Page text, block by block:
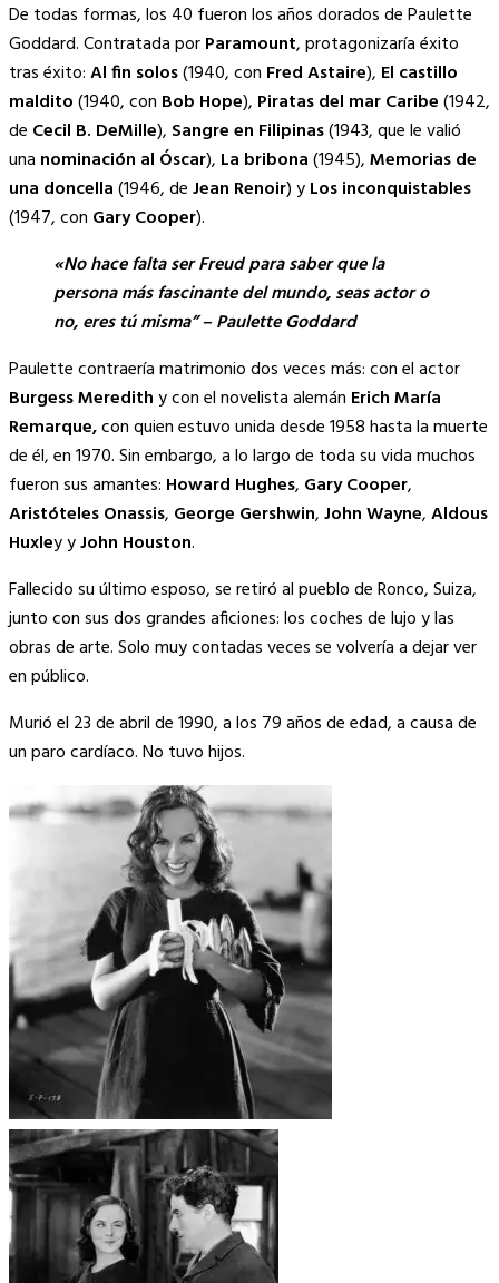
De todas formas, los 40 fueron los años dorados de Paulette
Goddard. Contratada porParamount, protagonizaría éxito
tras éxito:Al fin solos(1940, con Fred Astaire), El castillo
maldito(1940, con Bob Hope), Piratas del mar Caribe(1942,
de Cecil B. DeMille), Sangre en Filipinas(1943, que le valió
una nominación al Óscar), La bribona(1945),Memorias de
una doncella(1946, deJean Renoir) yLos inconquistables
(1947, con Gary Cooper).
«No hace falta ser Freud para saber que la
persona más fascinante del mundo, seas actor o
no, eres tú misma” – Paulette Goddard
Paulette contraería matrimonio dos veces más: con el actor
Burgess Meredithy con el novelista alemán Erich María
Remarque,con quien estuvo unida desde 1958 hasta la muerte
de él, en 1970. Sin embargo, a lo largo de toda su vida muchos
fueron sus amantes: Howard Hughes, Gary Cooper,
Aristóteles Onassis, George Gershwin,John Wayne,Aldous
Huxley yJohn Houston.
Fallecido su último esposo, se retiró al pueblo de Ronco, Suiza,
junto con sus dos grandes aficiones: los coches de lujo y las
obras de arte. Solo muy contadas veces se volvería a dejar ver
en público.
Murió el 23 de abril de 1990, a los 79 años de edad, a causa de
un paro cardíaco. No tuvo hijos.